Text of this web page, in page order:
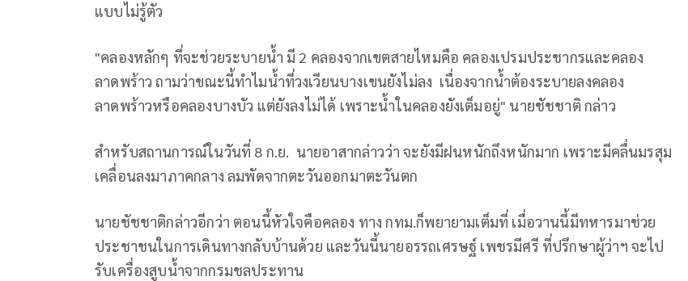
แบบไม่รู้ตัว
"คลองหลักๆ ที่จะช่วยระบายน้ำ มี 2 คลองจากเขตสายไหมคือ คลองเปรมประชากรและคลอง
ลาดพร้าว ถามว่าขณะนี้ทำไมน้ำที่วงเวียนบางเขนยังไม่ลง เนื่องจากน้ำต้องระบายลงคลอง
ลาดพร้าวหรือคลองบางบัว แต่ยังลงไม่ได้ เพราะน้ำในคลองยังเต็มอยู่" นายชัชชาติ กล่าว
สำหรับสถานการณ์ในวันที่ 8 ก.ย. นายอาสากล่าวว่า จะยังมีฝนหนักถึงหนักมาก เพราะมีคลื่นมรสุม
เคลื่อนลงมาภาคกลาง ลมพัดจากตะวันออกมาตะวันตก
นายชัชชาติกล่าวอีกว่า ตอนนี้หัวใจคือคลอง ทาง กทม.ก็พยายามเต็มที่ เมื่อวานนี้มีทหารมาช่วย
ประชาชนในการเดินทางกลับบ้านด้วย และวันนี้นายอรรถเศรษฐ์ เพชรมีศรี ที่ปรึกษาผู้ว่าฯ จะไป
รับเครื่องสูบน้ำจากกรมชลประทาน